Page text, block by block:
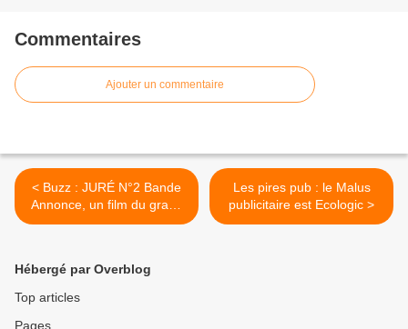
Commentaires
Ajouter un commentaire
< Buzz : JURÉ N°2 Bande
Annonce, un film du grand
Clint Eastwood
Les pires pub : le Malus
publicitaire est Ecologic >
Hébergé par Overblog
Top articles
Pages